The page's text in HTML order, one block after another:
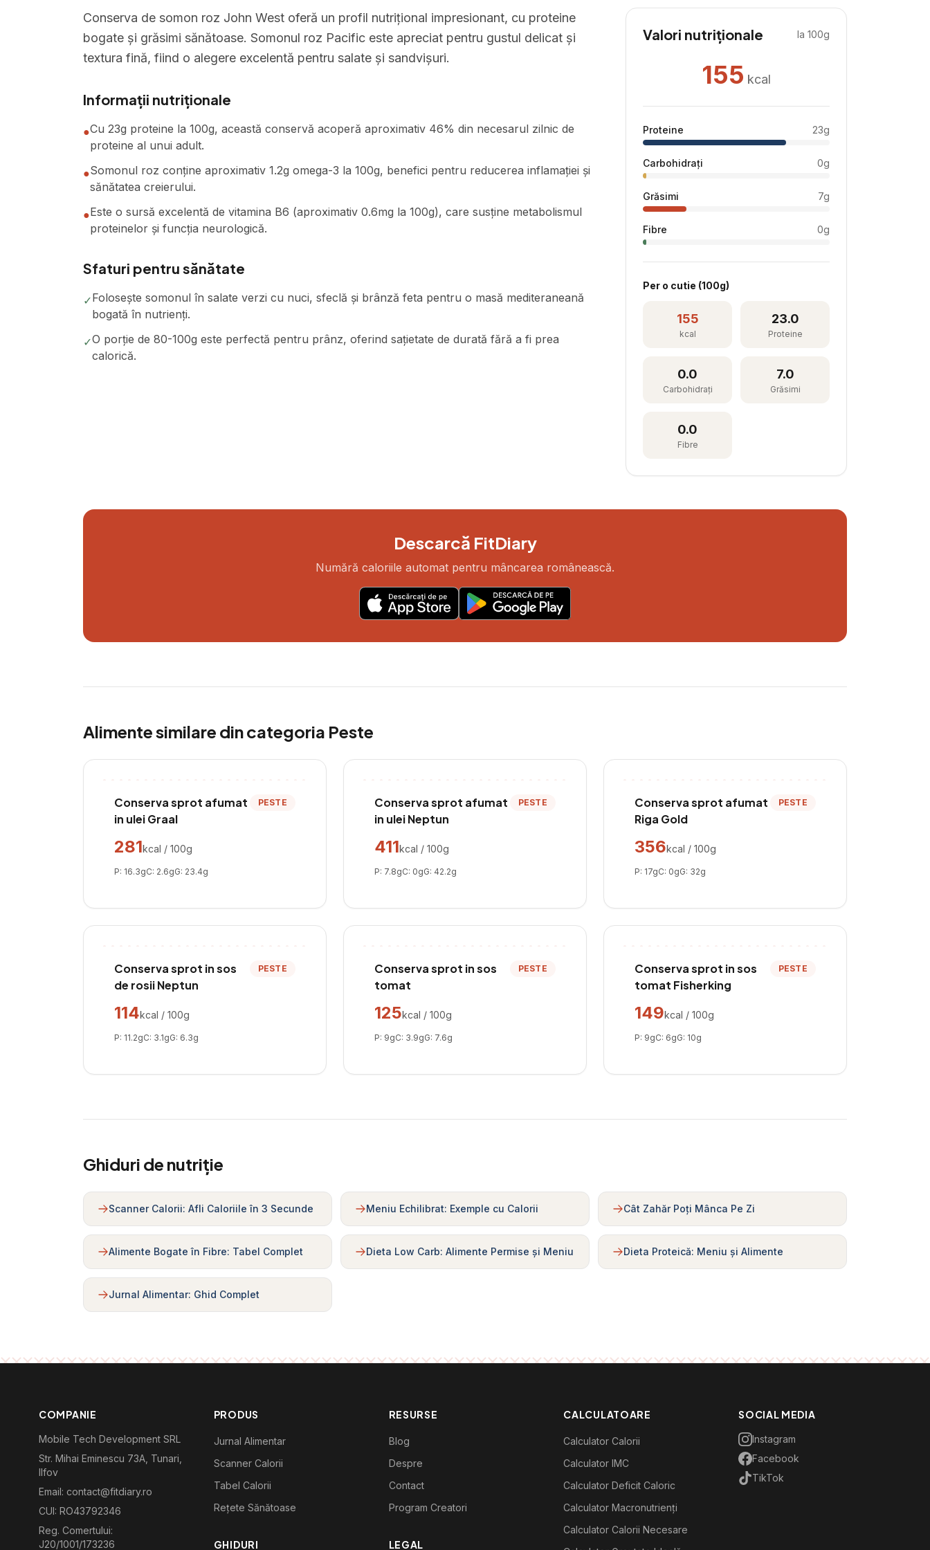
Conserva de somon roz John West oferă un profil nutrițional impresionant, cu proteine
bogate și grăsimi sănătoase. Somonul roz Pacific este apreciat pentru gustul delicat și
textura fină, fiind o alegere excelentă pentru salate și sandvișuri.
Informații nutriționale
●Cu 23g proteine la 100g, această conservă acoperă aproximativ 46% din necesarul zilnic de
proteine al unui adult.
●Somonul roz conține aproximativ 1.2g omega-3 la 100g, benefici pentru reducerea inflamației și
sănătatea creierului.
●Este o sursă excelentă de vitamina B6 (aproximativ 0.6mg la 100g), care susține metabolismul
proteinelor și funcția neurologică.
Sfaturi pentru sănătate
✓Folosește somonul în salate verzi cu nuci, sfeclă și brânză feta pentru o masă mediteraneană
bogată în nutrienți.
✓O porție de 80-100g este perfectă pentru prânz, oferind sațietate de durată fără a fi prea
calorică.
Valori nutriționale la 100g
155 kcal
Proteine 23g
Carbohidrați 0g
Grăsimi 7g
Fibre 0g
Per o cutie (100g)
155
kcal
23.0
Proteine
0.0
Carbohidrați
7.0
Grăsimi
0.0
Fibre
Descarcă FitDiary
Numără caloriile automat pentru mâncarea românească.
Alimente similare din categoria Peste
Conserva sprot afumat
in ulei Graal
PESTE
281kcal / 100g
P: 16.3gC: 2.6gG: 23.4g
Conserva sprot afumat
in ulei Neptun
PESTE
411kcal / 100g
P: 7.8gC: 0gG: 42.2g
Conserva sprot afumat
Riga Gold
PESTE
356kcal / 100g
P: 17gC: 0gG: 32g
Conserva sprot in sos
de rosii Neptun
PESTE
114kcal / 100g
P: 11.2gC: 3.1gG: 6.3g
Conserva sprot in sos
tomat
PESTE
125kcal / 100g
P: 9gC: 3.9gG: 7.6g
Conserva sprot in sos
tomat Fisherking
PESTE
149kcal / 100g
P: 9gC: 6gG: 10g
Ghiduri de nutriție
Scanner Calorii: Afli Caloriile în 3 Secunde Meniu Echilibrat: Exemple cu Calorii Cât Zahăr Poți Mânca Pe Zi
Alimente Bogate în Fibre: Tabel Complet Dieta Low Carb: Alimente Permise și Meniu Dieta Proteică: Meniu și Alimente
Jurnal Alimentar: Ghid Complet
COMPANIE
Mobile Tech Development SRL
Str. Mihai Eminescu 73A, Tunari,
Ilfov
Email: contact@fitdiary.ro
CUI: RO43792346
Reg. Comertului:
J20/1001/173236
PRODUS
Jurnal Alimentar
Scanner Calorii
Tabel Calorii
Rețete Sănătoase
GHIDURI
RESURSE
Blog
Despre
Contact
Program Creatori
LEGAL
CALCULATOARE
Calculator Calorii
Calculator IMC
Calculator Deficit Caloric
Calculator Macronutrienți
Calculator Calorii Necesare
SOCIAL MEDIA
Instagram
Facebook
TikTok